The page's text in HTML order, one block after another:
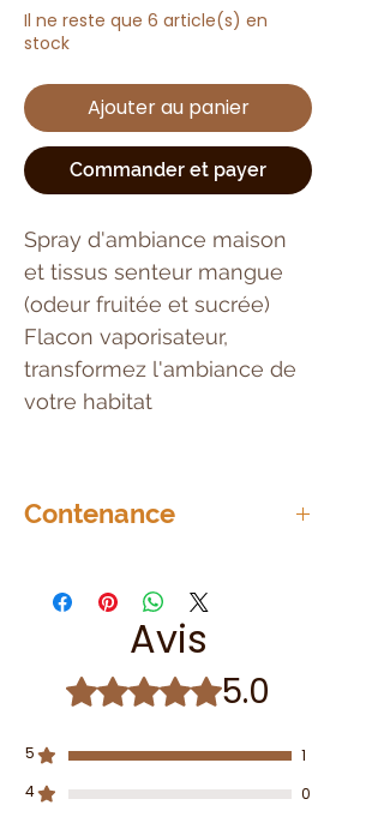
Il ne reste que 6 article(s) en
stock
Ajouter au panier
Commander et payer
Spray d'ambiance maison
et tissus senteur mangue
(odeur fruitée et sucrée)
Flacon vaporisateur,
transformez l'ambiance de
votre habitat
Contenance
Avis
Noté 5 sur 5. 5.0
5
1
4
0